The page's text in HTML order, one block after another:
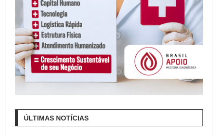
ÚLTIMAS NOTÍCIAS